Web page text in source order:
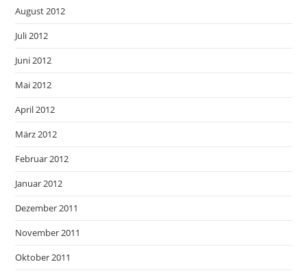
August 2012
Juli 2012
Juni 2012
Mai 2012
April 2012
März 2012
Februar 2012
Januar 2012
Dezember 2011
November 2011
Oktober 2011